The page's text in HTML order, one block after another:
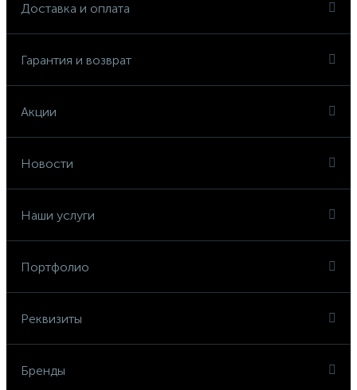
Доставка и оплата
Гарантия и возврат
Акции
Новости
Наши услуги
Портфолио
Реквизиты
Бренды